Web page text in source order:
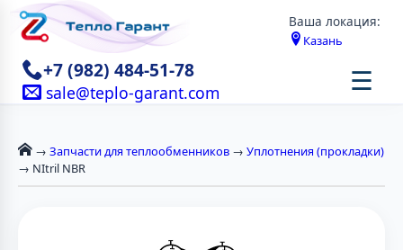
Ваша локация:
Казань
+7 (982) 484-51-78
sale@teplo-garant.com ☰
→ Запчасти для теплообменников → Уплотнения (прокладки)
→ NItril NBR